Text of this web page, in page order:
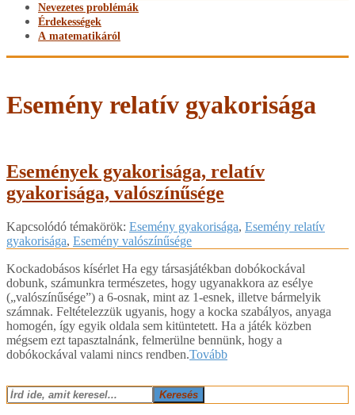
Nevezetes problémák
Érdekességek
A matematikáról
Esemény relatív gyakorisága
Események gyakorisága, relatív
gyakorisága, valószínűsége
2018-
06-
Kapcsolódó témakörök: Esemény gyakorisága, Esemény relatív
gyakorisága, Esemény valószínűsége
Kockadobásos kísérlet Ha egy társasjátékban dobókockával
dobunk, számunkra természetes, hogy ugyanakkora az esélye
(„valószínűsége”) a 6-osnak, mint az 1-esnek, illetve bármelyik
számnak. Feltételezzük ugyanis, hogy a kocka szabályos, anyaga
homogén, így egyik oldala sem kitüntetett. Ha a játék közben
mégsem ezt tapasztalnánk, felmerülne bennünk, hogy a
dobókockával valami nincs rendben.Tovább
Keresés